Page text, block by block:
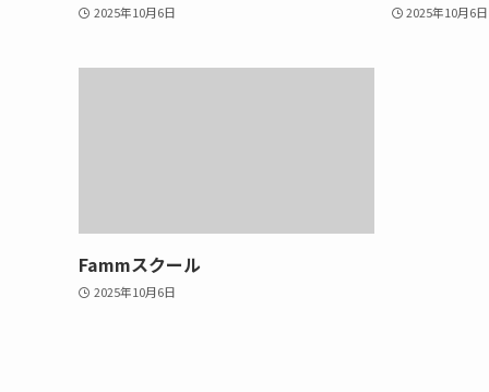
2025年10月6日 2025年10月6日
Fammスクール
2025年10月6日